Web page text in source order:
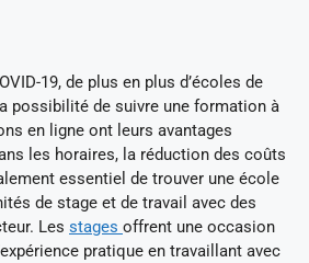
19, de plus en plus d’écoles de
possibilité de suivre une formation à
en ligne ont leurs avantages
les horaires, la réduction des coûts
essentiel de trouver une école
de stage et de travail avec des
Les stages offrent une occasion
pratique en travaillant avec